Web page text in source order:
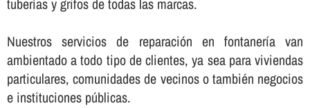
tuberí­as y grifos de todas las marcas.
Nuestros servicios de reparación en fontanerí­a van
ambientado a todo tipo de clientes, ya sea para viviendas
particulares, comunidades de vecinos o también negocios
e instituciones públicas.